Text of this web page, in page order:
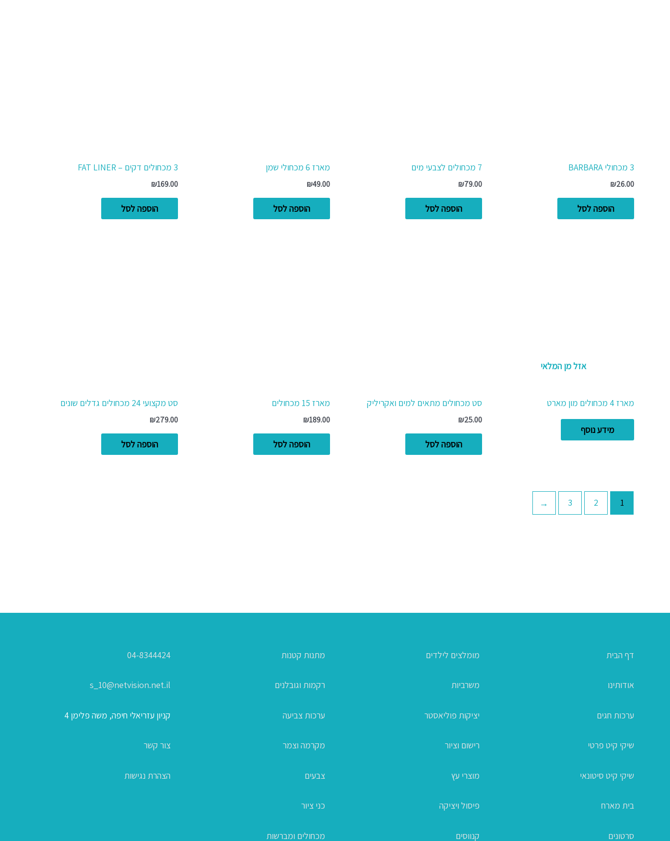
3 מכחולי BARBARA
₪26.00
הוספה לסל
7 מכחולים לצבעי מים
₪79.00
הוספה לסל
מארז 6 מכחולי שמן
₪49.00
הוספה לסל
3 מכחולים דקים – FAT LINER
₪169.00
הוספה לסל
אזל מן המלאי
מארז 4 מכחולים מון מארט
מידע נוסף
סט מכחולים מתאים למים ואקריליק
₪25.00
הוספה לסל
מארז 15 מכחולים
₪189.00
הוספה לסל
סט מקצועי 24 מכחולים גדלים שונים
₪279.00
הוספה לסל
1
2
3
←
דף הבית
אודותינו
ערכות חגים
שיקי קיט פרטי
שיקי קיט סיטונאי
בית מארח
סרטונים
מומלצים לילדים
משרביות
יציקות פוליאסטר
רישום וציור
מוצרי עץ
פיסול ויציקה
קנווסים
מתנות קטנות
רקמות וגובלנים
ערכות צביעה
מקרמה וצמר
צבעים
כני ציור
מכחולים ומברשות
04-8344424
s_10@netvision.net.il
קניון עזריאלי חיפה, משה פלימן 4
צור קשר
הצהרת נגישות